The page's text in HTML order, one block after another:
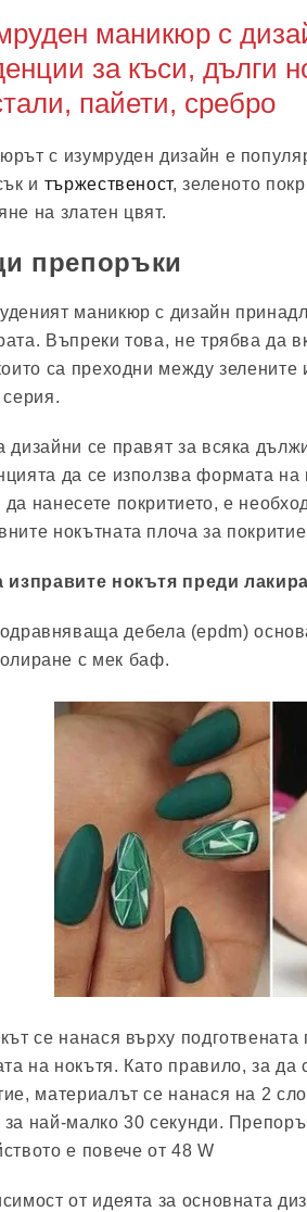
маникюр с
за къси, дълги
пайети, сребро
с изумруден дизайн е
и тържественост, зеленото
на златен цвят.
препоръки
маникюр с дизайн
Въпреки това, не трябва да
са преходни между зелените
серия.
дизайни се правят за всяка
да се използва формата
да нанесете покритието, е
нокътната плоча за покритие
изправите нокътя преди
дебела (epdm)
с мек баф.
се нанася върху
на нокътя. Като правило, за да
материалът се нанася на 2
най-малко 30 секунди.
е повече от 48 W
от идеята за основната